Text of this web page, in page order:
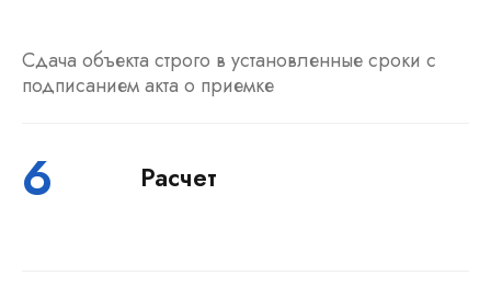
Сдача объекта строго в установленные сроки с
подписанием акта о приемке
6 Расчет